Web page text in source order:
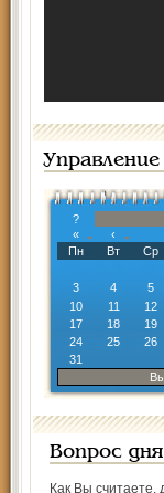
Управление
?
«
‹
Пн
Вт Ср
3
4 5
10
11 12
17
18 19
24
25 26
31
Вопрос дня
Как Вы считаете,